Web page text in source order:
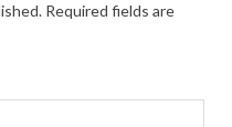
Required fields are